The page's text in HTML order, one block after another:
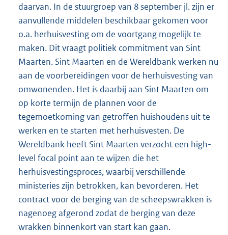
daarvan. In de stuurgroep van 8 september jl. zijn er
aanvullende middelen beschikbaar gekomen voor
o.a. herhuisvesting om de voortgang mogelijk te
maken. Dit vraagt politiek commitment van Sint
Maarten. Sint Maarten en de Wereldbank werken nu
aan de voorbereidingen voor de herhuisvesting van
omwonenden. Het is daarbij aan Sint Maarten om
op korte termijn de plannen voor de
tegemoetkoming van getroffen huishoudens uit te
werken en te starten met herhuisvesten. De
Wereldbank heeft Sint Maarten verzocht een high-
level focal point aan te wijzen die het
herhuisvestingsproces, waarbij verschillende
ministeries zijn betrokken, kan bevorderen. Het
contract voor de berging van de scheepswrakken is
nagenoeg afgerond zodat de berging van deze
wrakken binnenkort van start kan gaan.